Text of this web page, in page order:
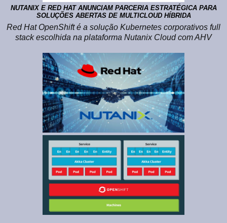
NUTANIX E RED HAT ANUNCIAM PARCERIA ESTRATÉGICA PARA
SOLUÇÕES ABERTAS DE MULTICLOUD HÍBRIDA
Red Hat OpenShift é a solução Kubernetes corporativos full
stack escolhida na plataforma Nutanix Cloud com AHV